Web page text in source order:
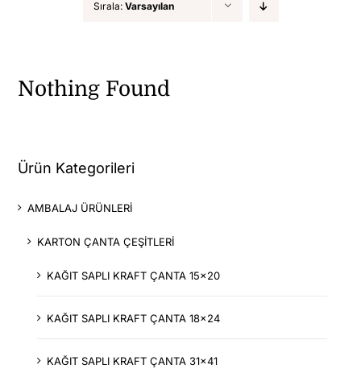
Sırala: Varsayılan
Nothing Found
Ürün Kategorileri
AMBALAJ ÜRÜNLERİ
KARTON ÇANTA ÇEŞİTLERİ
KAĞIT SAPLI KRAFT ÇANTA 15x20
KAĞIT SAPLI KRAFT ÇANTA 18x24
KAĞIT SAPLI KRAFT ÇANTA 31x41